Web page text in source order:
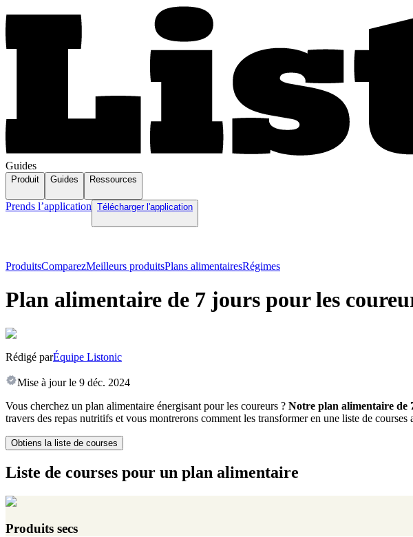
Guides
Produit Guides Ressources
Prends l’application Télécharger l'application
ProduitsComparezMeilleurs produitsPlans alimentairesRégimes
Plan alimentaire de 7 jours pour les
Rédigé parÉquipe Listonic
Mise à jour le 9 déc. 2024
Vous cherchez un plan alimentaire énergisant pour les coureurs ? Notre plan alimentaire de
travers des repas nutritifs et vous montrerons comment les transformer en une liste de
Obtiens la liste de courses
Liste de courses pour un plan alimentaire
Produits secs